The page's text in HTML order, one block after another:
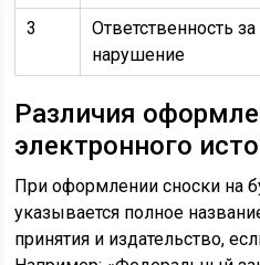
3
Ответственность за
нарушение
Различия
электронного
При оформлении сноски на
указывается полное
принятия и издательство,